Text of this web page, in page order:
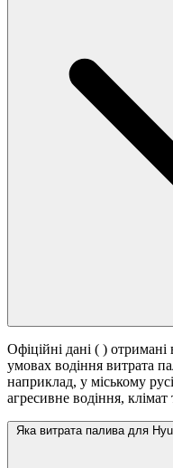
Офіційні дані ( ) отримані
умовах водіння витрата
наприклад, у міському
агресивне водіння,
Яка витрата палива для